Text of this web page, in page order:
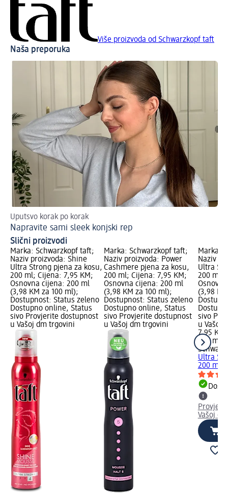
Više proizvoda od Schwarzkopf taft
Naša preporuka
Uputsvo korak po korak
Napravite sami sleek konjski rep
Slični proizvodi
Marka: Schwarzkopf taft;
Naziv proizvoda: Shine
Ultra Strong pjena za kosu,
200 ml; Cijena: 7,95 KM;
Osnovna cijena: 200 ml
(3,98 KM za 100 ml);
Dostupnost: Status zeleno
Dostupno online, Status
sivo Provjerite dostupnost
u Vašoj dm trgovini
Marka: Schwarzkopf taft;
Naziv proizvoda: Power
Cashmere pjena za kosu,
200 ml; Cijena: 7,95 KM;
Osnovna cijena: 200 ml
(3,98 KM za 100 ml);
Dostupnost: Status zeleno
Dostupno online, Status
sivo Provjerite dostupnost
u Vašoj dm trgovini
Marka:
Naziv
Ultra
200 ml;
(3,98
sivo
u Vašoj
7,95 KM
200 ml
Ultra
200 ml
Vašoj